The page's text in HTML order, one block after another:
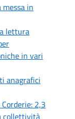
in
lettura
in vari
anagrafici
2,3
collettività